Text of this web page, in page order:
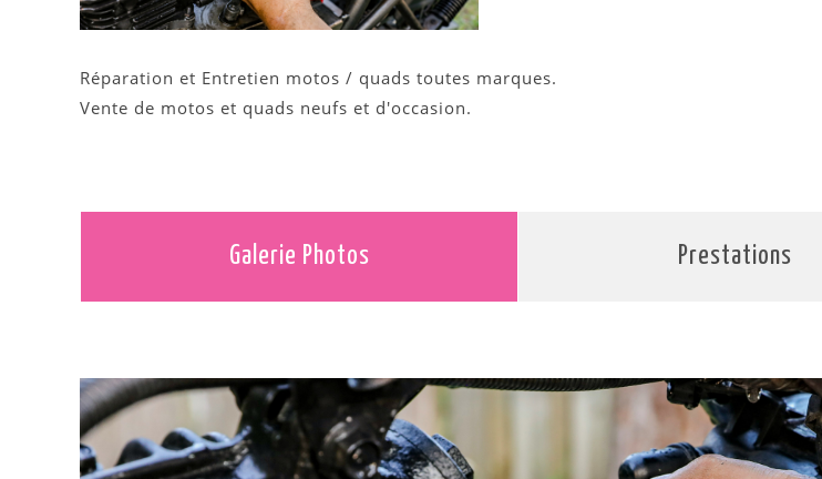
Réparation et Entretien motos / quads toutes marques.
Vente de motos et quads neufs et d'occasion.
Galerie Photos Prestations